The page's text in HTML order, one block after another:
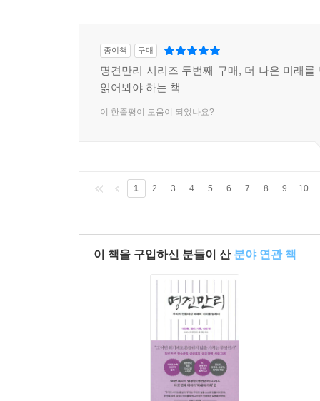
종이책 구매
명견만리 시리즈 두번째 구매, 더 나은 미래를
읽어봐야 하는 책
이 한줄평이 도움이 되었나요?
1 2 3 4 5 6 7 8 9 10
이 책을 구입하신 분들이 산 분야 연관 책